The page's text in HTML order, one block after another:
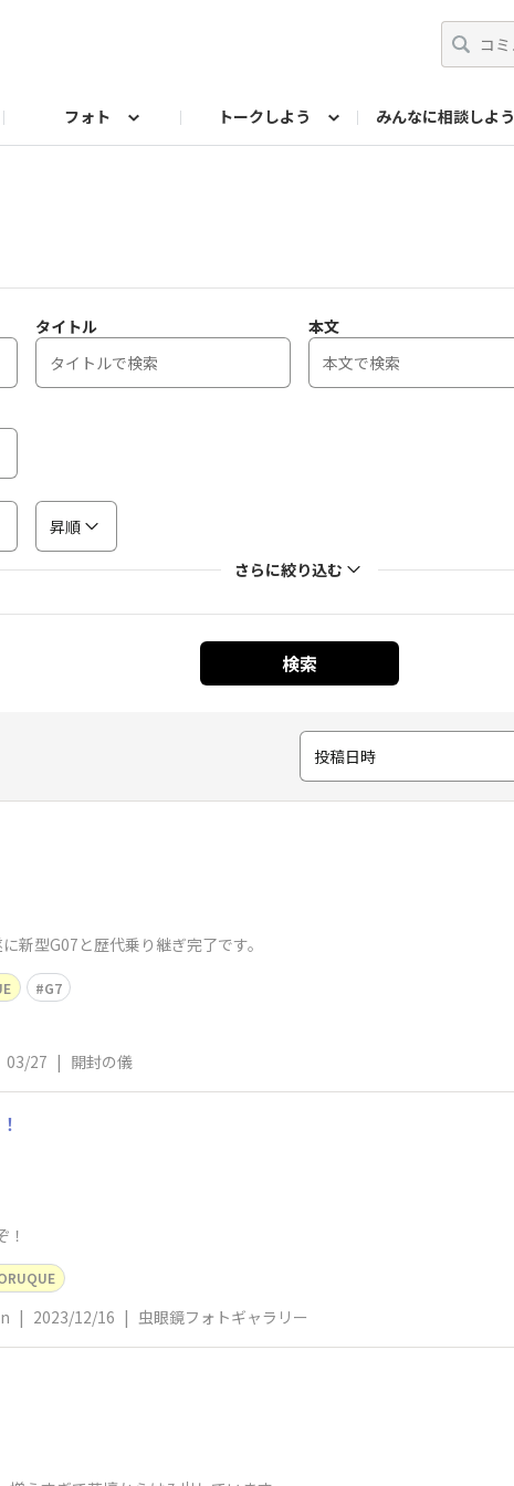
フォト トークしよう みんなに相談しよう
タイトル 本文
昇順
さらに絞り込む
検索
投稿日時
型G07と歴代乗り継ぎ完了です。​
G7
03/27 | 開封の儀
！
| 2023/12/16 | 虫眼鏡フォトギャラリー